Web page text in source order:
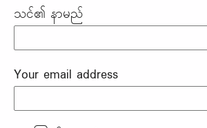
သင်၏ နာမည်
Your email address